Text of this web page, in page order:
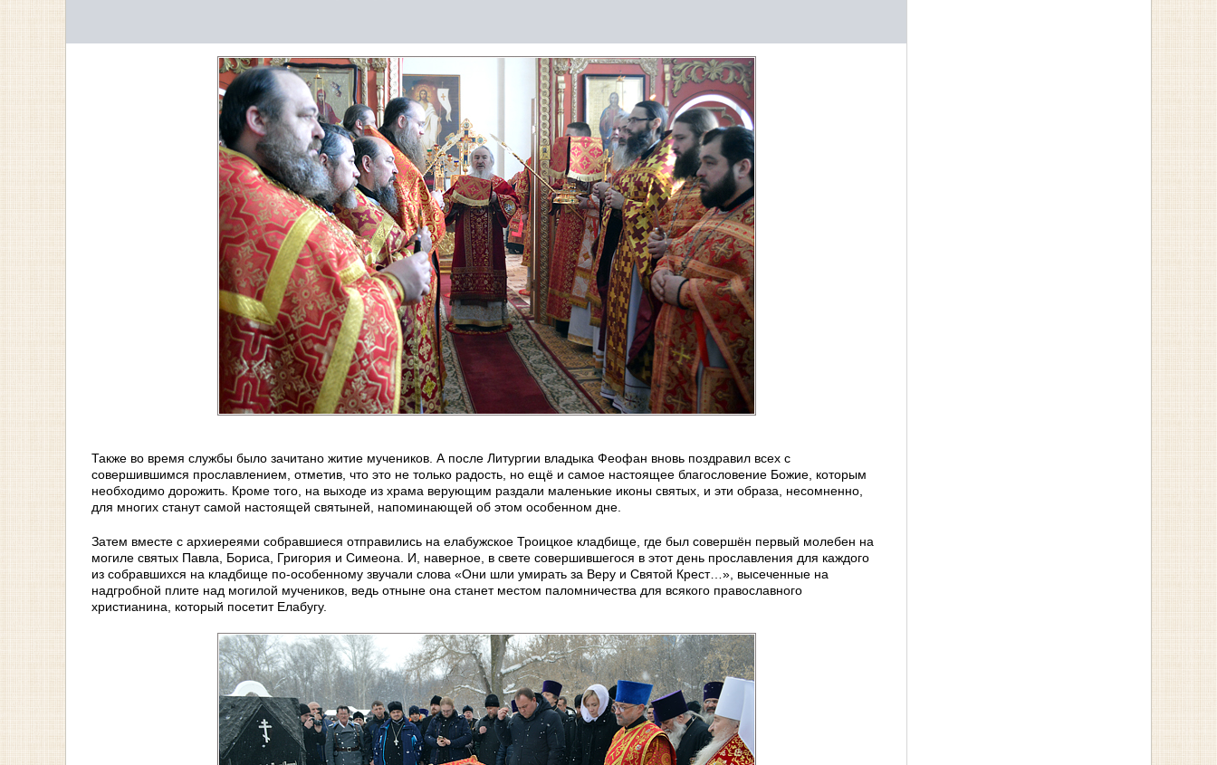
Также во время службы было зачитано житие мучеников. А после Литургии владыка Феофан вновь поздравил всех с
совершившимся прославлением, отметив, что это не только радость, но ещё и самое настоящее благословение Божие, которым
необходимо дорожить. Кроме того, на выходе из храма верующим раздали маленькие иконы святых, и эти образа, несомненно,
для многих станут самой настоящей святыней, напоминающей об этом особенном дне.
Затем вместе с архиереями собравшиеся отправились на елабужское Троицкое кладбище, где был совершён первый молебен на
могиле святых Павла, Бориса, Григория и Симеона. И, наверное, в свете совершившегося в этот день прославления для каждого
из собравшихся на кладбище по-особенному звучали слова «Они шли умирать за Веру и Святой Крест…», высеченные на
надгробной плите над могилой мучеников, ведь отныне она станет местом паломничества для всякого православного
христианина, который посетит Елабугу.